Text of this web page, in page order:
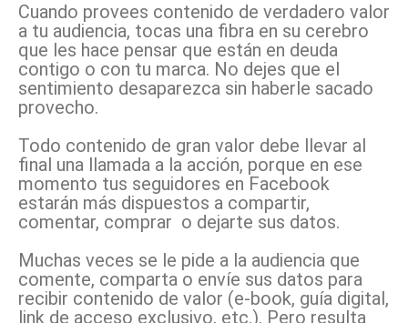
Cuando provees contenido de verdadero valor
a tu audiencia, tocas una fibra en su cerebro
que les hace pensar que están en deuda
contigo o con tu marca. No dejes que el
sentimiento desaparezca sin haberle sacado
provecho.
Todo contenido de gran valor debe llevar al
final una llamada a la acción, porque en ese
momento tus seguidores en Facebook
estarán más dispuestos a compartir,
comentar, comprar o dejarte sus datos.
Muchas veces se le pide a la audiencia que
comente, comparta o envíe sus datos para
recibir contenido de valor (e-book, guía digital,
link de acceso exclusivo, etc.). Pero resulta